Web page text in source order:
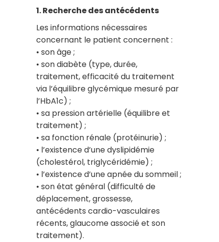
1. Recherche des antécédents
Les informations nécessaires
concernant le patient concernent :
• son âge ;
• son diabète (type, durée,
traitement, efficacité du traitement
via l’équilibre glycémique mesuré par
l’HbA1c) ;
• sa pression artérielle (équilibre et
traitement) ;
• sa fonction rénale (protéinurie) ;
• l’existence d’une dyslipidémie
(cholestérol, triglycéridémie) ;
• l’existence d’une apnée du sommeil ;
• son état général (difficulté de
déplacement, grossesse,
antécédents cardio-vasculaires
récents, glaucome associé et son
traitement).